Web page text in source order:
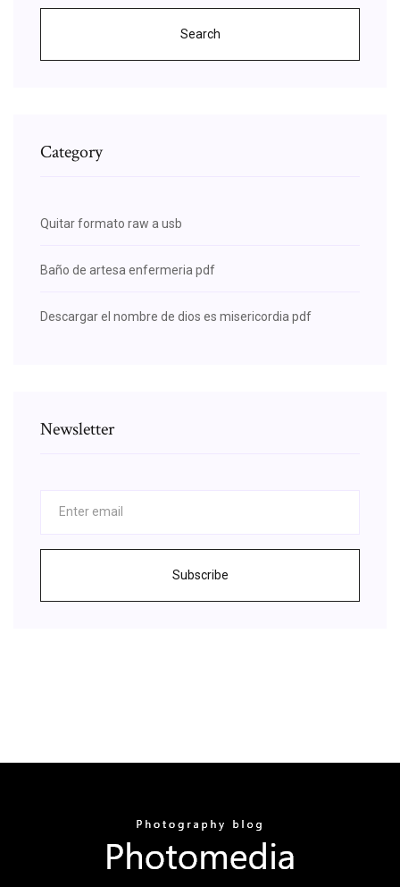
Search
Category
Quitar formato raw a usb
Baño de artesa enfermeria pdf
Descargar el nombre de dios es misericordia pdf
Newsletter
Subscribe